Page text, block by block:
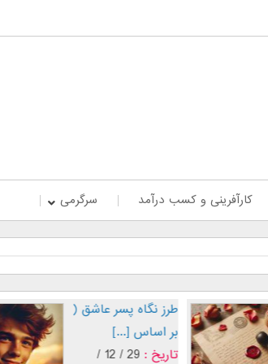
کارآفرینی و کسب درآمد سرگرمی
طرز نگاه پسر عاشق (
بر اساس [...]
تاریخ :
29 / 12 /